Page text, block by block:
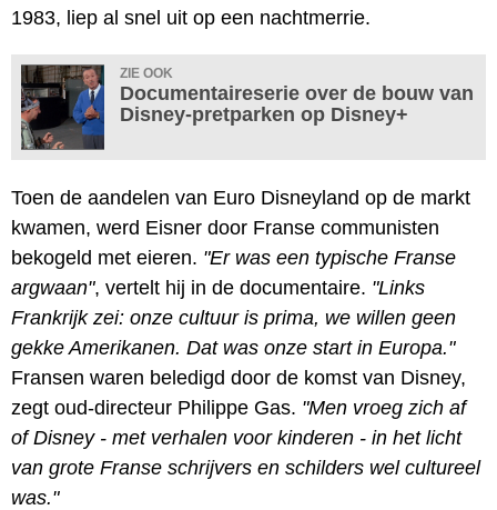
1983, liep al snel uit op een nachtmerrie.
ZIE OOK
Documentaireserie over de bouw van
Disney-pretparken op Disney+
Toen de aandelen van Euro Disneyland op de markt
kwamen, werd Eisner door Franse communisten
bekogeld met eieren. "Er was een typische Franse
argwaan", vertelt hij in de documentaire. "Links
Frankrijk zei: onze cultuur is prima, we willen geen
gekke Amerikanen. Dat was onze start in Europa."
Fransen waren beledigd door de komst van Disney,
zegt oud-directeur Philippe Gas. "Men vroeg zich af
of Disney - met verhalen voor kinderen - in het licht
van grote Franse schrijvers en schilders wel cultureel
was."